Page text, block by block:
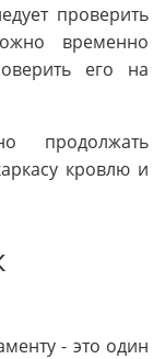
проверить
временно
его на
продолжать
кровлю и
- это один